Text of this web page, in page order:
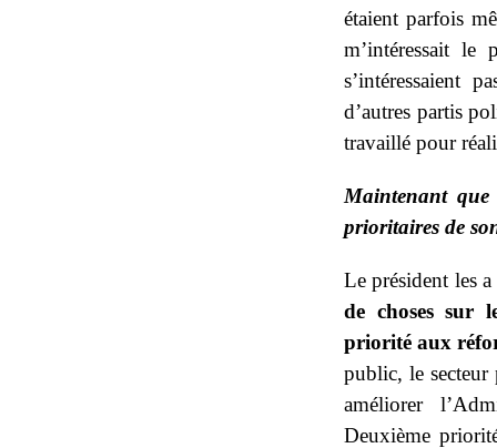
étaient parfois
m’intéressait le
s’intéressaient
d’autres partis
travaillé pour
Maintenant que
prioritaires de
Le président les
de choses sur
priorité aux
public, le secteur
améliorer
Deuxième